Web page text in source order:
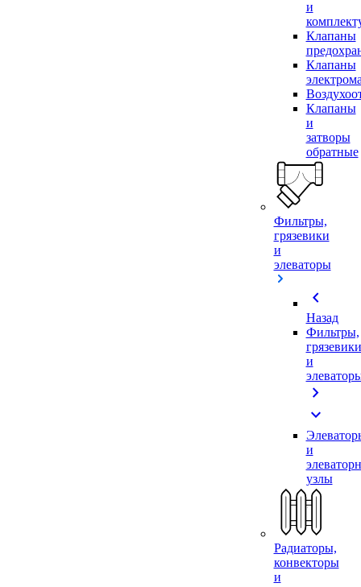
и
Клапаны
Клапаны
Клапаны
и
затворы
обратные
Фильтры,
грязевики
и
элеваторы
chevron_left
Назад
Фильтры,
грязевики
и
chevron_right
expand_more
и
узлы
Радиаторы,
конвекторы
и